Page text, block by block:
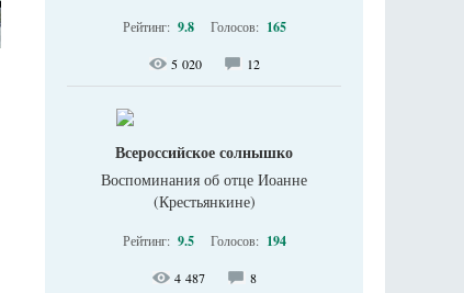
Рейтинг: 9.8 Голосов: 165
5 020 12
Всероссийское солнышко
Воспоминания об отце Иоанне
(Крестьянкине)
Рейтинг: 9.5 Голосов: 194
4 487 8